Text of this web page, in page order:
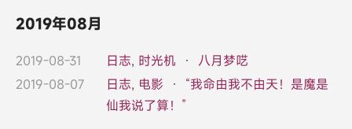
2019年08月
2019-08-31 日志, 时光机 · 八月梦呓
2019-08-07
日志, 电影 · “我命由我不由天！是魔是
仙我说了算！”